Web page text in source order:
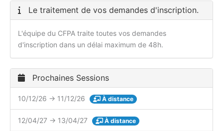
Le traitement de vos demandes d'inscription.
L'équipe du CFPA traite toutes vos demandes
d'inscription dans un délai maximum de 48h.
Prochaines Sessions
10/12/26 → 11/12/26 À distance
12/04/27 → 13/04/27 À distance